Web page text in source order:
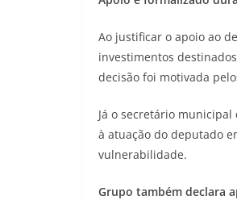
Ao justificar o apoio ao
investimentos
decisão foi motivada
Já o secretário
à atuação do deputado
vulnerabilidade.
Grupo também declara